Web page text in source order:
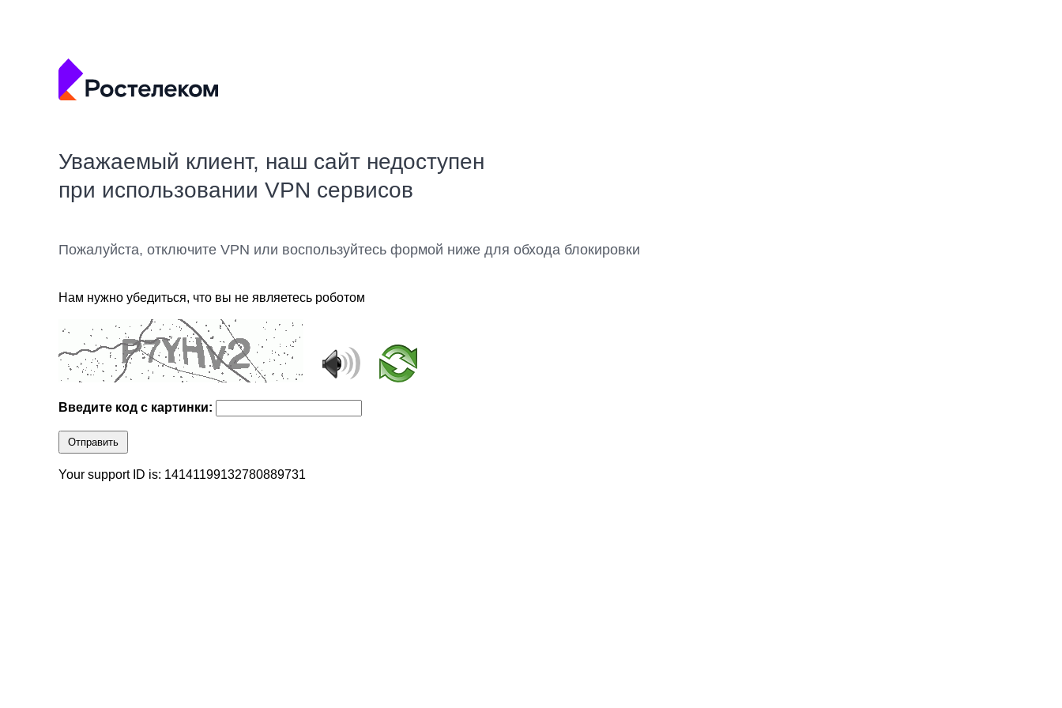
Уважаемый клиент, наш сайт недоступен
при использовании VPN сервисов
Пожалуйста, отключите VPN или воспользуйтесь формой ниже для обхода блокировки
Нам нужно убедиться, что вы не являетесь роботом
Введите код с картинки:
Отправить
Your support ID is: 14141199132780889731